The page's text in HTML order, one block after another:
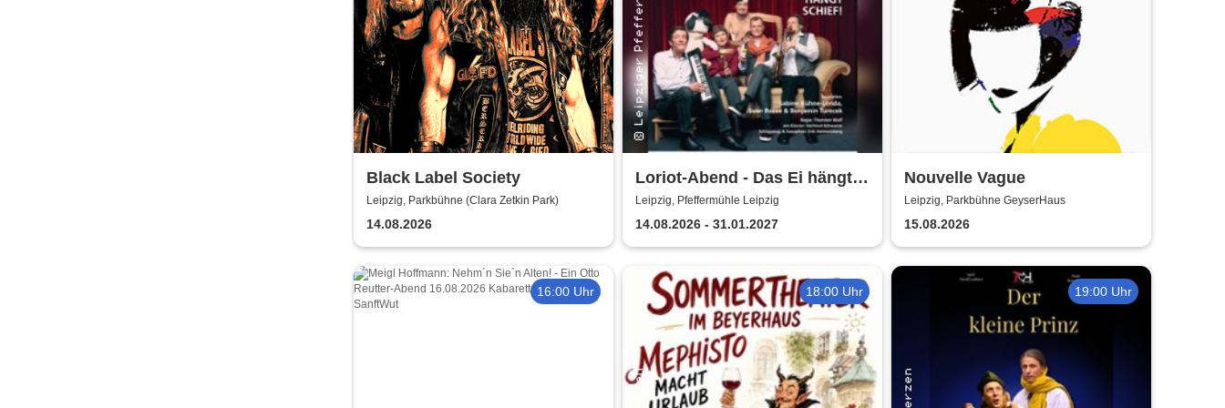
Black Label Society
Leipzig, Parkbühne (Clara Zetkin Park)
14.08.2026
Loriot-Abend - Das Ei hängt
schief | Kabarett Leipziger
Pfeffermühle
Leipzig, Pfeffermühle Leipzig
14.08.2026 - 31.01.2027
Nouvelle Vague
Leipzig, Parkbühne GeyserHaus
15.08.2026
16:00 Uhr 18:00 Uhr 19:00 Uhr